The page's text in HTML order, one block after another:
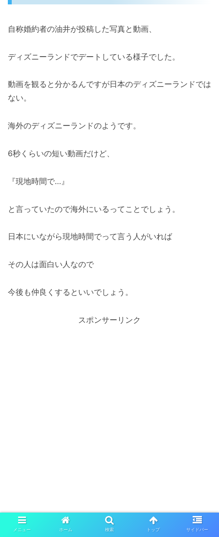
自称婚約者の油井が投稿した写真と動画、
ディズニーランドでデートしている様子でした。
動画を観ると分かるんですが日本のディズニーランドでは
ない。
海外のディズニーランドのようです。
6秒くらいの短い動画だけど、
『現地時間で…』
と言っていたので海外にいるってことでしょう。
日本にいながら現地時間でって言う人がいれば
その人は面白い人なので
今後も仲良くするといいでしょう。
スポンサーリンク
メニュー ホーム 検索 トップ サイドバー